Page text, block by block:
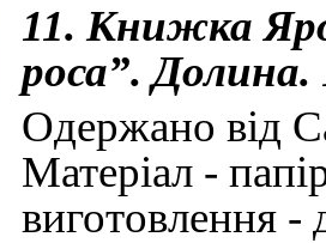
11. Книжка
роса”. Долина.
Одержано від
Матеріал -
виготовлення